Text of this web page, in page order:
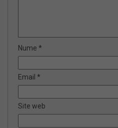
Nume *
Email *
Site web